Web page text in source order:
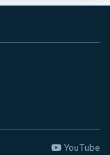
YouTube